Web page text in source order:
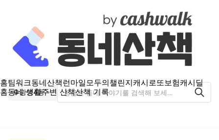
홈팀워크동네산책런마일모두의챌린지캐시로또보험캐시딜
홈동네 생활주변 산책산책 기록
광명4동